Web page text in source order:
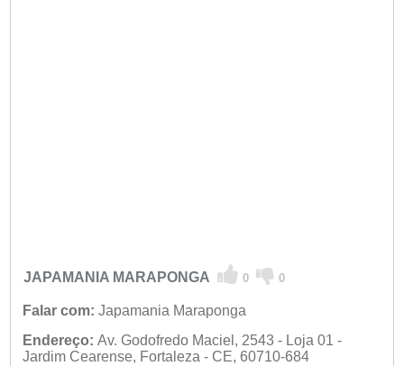
JAPAMANIA MARAPONGA 0 0
Falar com: Japamania Maraponga
Endereço: Av. Godofredo Maciel, 2543 - Loja 01 -
Jardim Cearense, Fortaleza - CE, 60710-684